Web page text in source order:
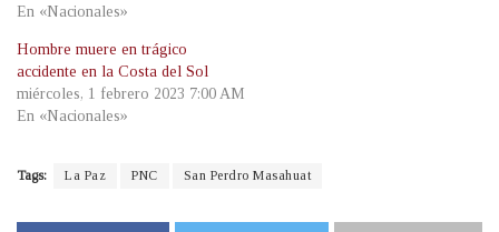
En «Nacionales»
Hombre muere en trágico
accidente en la Costa del Sol
miércoles, 1 febrero 2023 7:00 AM
En «Nacionales»
Tags: La Paz PNC San Perdro Masahuat